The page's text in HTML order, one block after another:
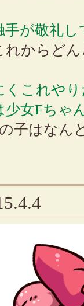
手が敬礼
からどん
くこれや
少女Fちゃ
子はなん